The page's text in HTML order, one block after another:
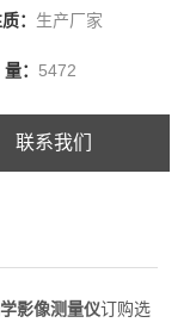
精密零件、塑料
。
： 生产厂家
： 5472
联系我们
影像测量仪订购选